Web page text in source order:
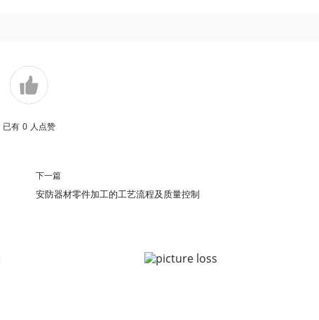
已有 0 人点赞
下一篇
安防器材零件加工的工艺流程及质量控制